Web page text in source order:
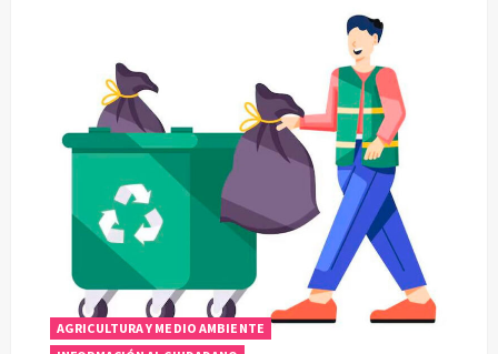
AGRICULTURA Y MEDIO AMBIENTE